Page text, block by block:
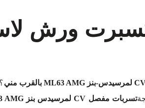
تسربات مفصل CV لمرسيدس بنز ML63 AMG